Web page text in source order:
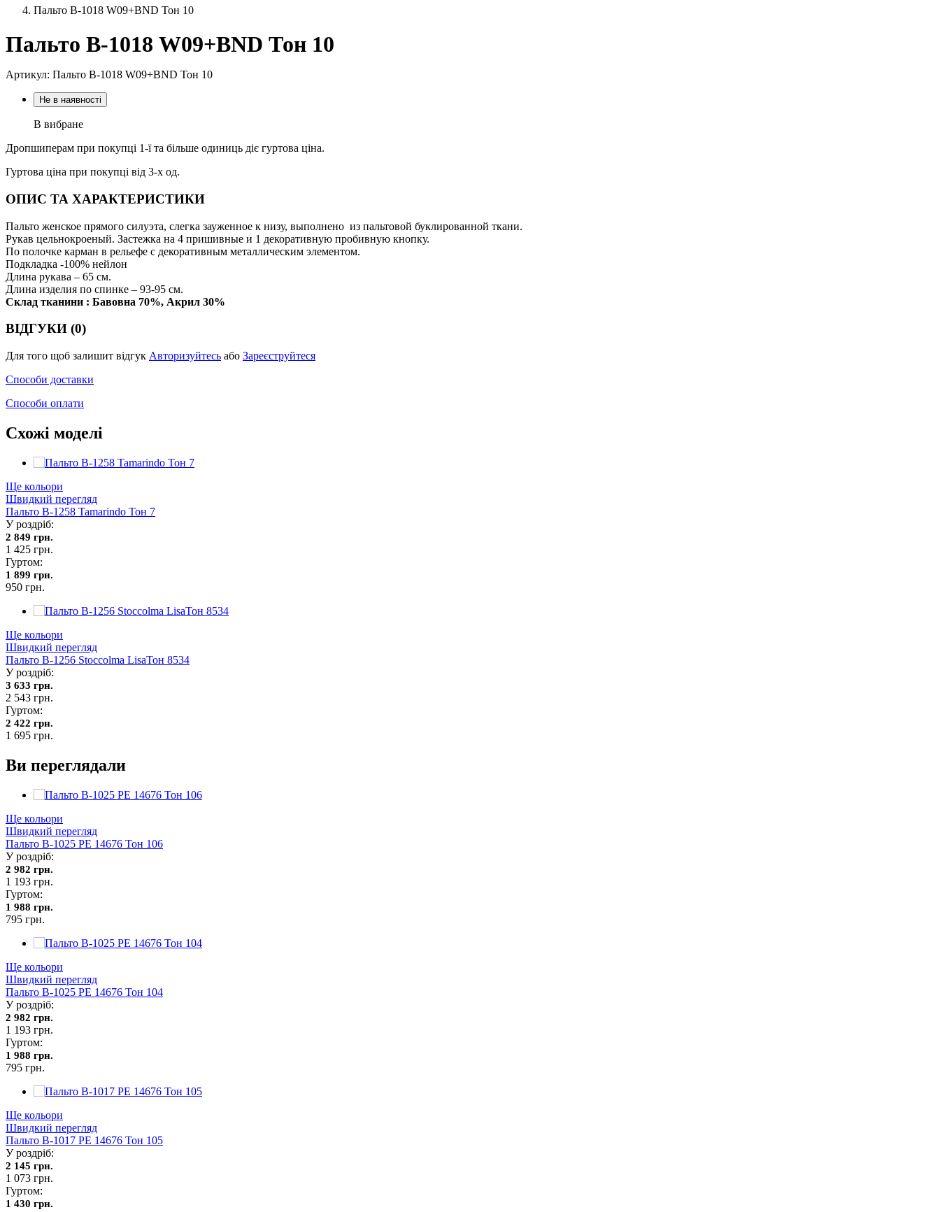
Пальто В-1018 W09+BND Тон 10
Пальто В-1018 W09+BND Тон 10
Артикул: Пальто В-1018 W09+BND Тон 10
Не в наявності
В вибране
Дропшиперам при покупці 1-ї та більше одиниць діє гуртова ціна.
Гуртова ціна при покупці від 3-х од.
ОПИС ТА ХАРАКТЕРИСТИКИ
Пальто женское прямого силуэта, слегка зауженное к низу, выполнено из пальтовой буклированной ткани.
Рукав цельнокроеный. Застежка на 4 пришивные и 1 декоративную пробивную кнопку.
По полочке карман в рельефе с декоративным металлическим элементом.
Подкладка -100% нейлон
Длина рукава – 65 см.
Длина изделия по спинке – 93-95 см.
Склад тканини : Бавовна 70%, Акрил 30%
ВІДГУКИ (0)
Для того щоб залишит відгук Авторизуйтесь або Зареєструйтеся
Способи доставки
Способи оплати
Схожі моделі
Ще кольори
Швидкий перегляд
Пальто В-1258 Tamarindo Тон 7
У роздріб:
2 849 грн.
1 425 грн.
Гуртом:
1 899 грн.
950 грн.
Ще кольори
Швидкий перегляд
Пальто В-1256 Stoccolma LisaТон 8534
У роздріб:
3 633 грн.
2 543 грн.
Гуртом:
2 422 грн.
1 695 грн.
Ви переглядали
Ще кольори
Швидкий перегляд
Пальто В-1025 PE 14676 Тон 106
У роздріб:
2 982 грн.
1 193 грн.
Гуртом:
1 988 грн.
795 грн.
Ще кольори
Швидкий перегляд
Пальто В-1025 PE 14676 Тон 104
У роздріб:
2 982 грн.
1 193 грн.
Гуртом:
1 988 грн.
795 грн.
Ще кольори
Швидкий перегляд
Пальто В-1017 PE 14676 Тон 105
У роздріб:
2 145 грн.
1 073 грн.
Гуртом:
1 430 грн.